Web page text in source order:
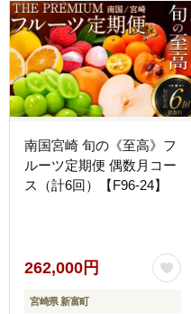
南国宮崎 旬の《至高》フ
ルーツ定期便 偶数月コー
ス（計6回）【F96-24】
262,000円
宮崎県 新富町